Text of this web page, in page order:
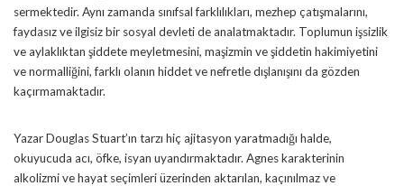
sermektedir. Aynı zamanda sınıfsal farklılıkları, mezhep çatışmalarını,
faydasız ve ilgisiz bir sosyal devleti de analatmaktadır. Toplumun işsizlik
ve aylaklıktan şiddete meyletmesini, maşizmin ve şiddetin hakimiyetini
ve normalliğini, farklı olanın hiddet ve nefretle dışlanışını da gözden
kaçırmamaktadır.
Yazar Douglas Stuart’ın tarzı hiç ajitasyon yaratmadığı halde,
okuyucuda acı, öfke, isyan uyandırmaktadır. Agnes karakterinin
alkolizmi ve hayat seçimleri üzerinden aktarılan, kaçınılmaz ve